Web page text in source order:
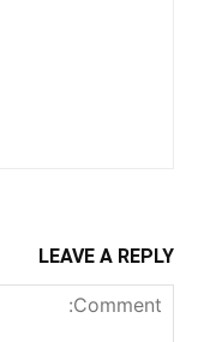
LEAVE A REPLY